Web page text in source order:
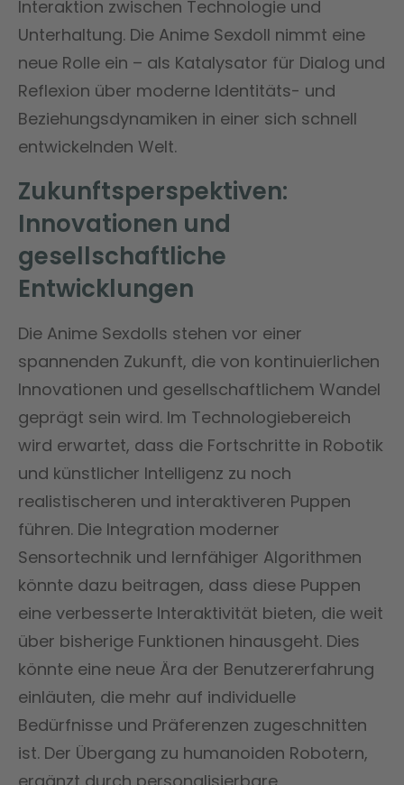
Interaktion zwischen Technologie und
Unterhaltung. Die Anime Sexdoll nimmt eine
neue Rolle ein – als Katalysator für Dialog und
Reflexion über moderne Identitäts- und
Beziehungsdynamiken in einer sich schnell
entwickelnden Welt.
Zukunftsperspektiven:
Innovationen und
gesellschaftliche
Entwicklungen
Die Anime Sexdolls stehen vor einer
spannenden Zukunft, die von kontinuierlichen
Innovationen und gesellschaftlichem Wandel
geprägt sein wird. Im Technologiebereich
wird erwartet, dass die Fortschritte in Robotik
und künstlicher Intelligenz zu noch
realistischeren und interaktiveren Puppen
führen. Die Integration moderner
Sensortechnik und lernfähiger Algorithmen
könnte dazu beitragen, dass diese Puppen
eine verbesserte Interaktivität bieten, die weit
über bisherige Funktionen hinausgeht. Dies
könnte eine neue Ära der Benutzererfahrung
einläuten, die mehr auf individuelle
Bedürfnisse und Präferenzen zugeschnitten
ist. Der Übergang zu humanoiden Robotern,